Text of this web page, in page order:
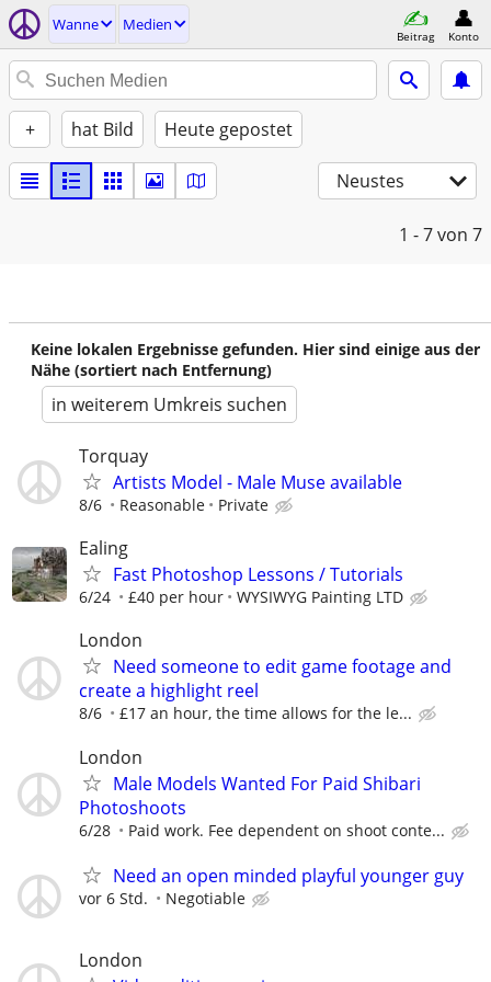
Wanne Medien
Beitrag Konto
+ hat Bild Heute gepostet
Neustes
1 - 7von 7
Keine lokalen Ergebnisse gefunden. Hier sind einige aus der
Nähe (sortiert nach Entfernung)
in weiterem Umkreis suchen
Torquay
Artists Model - Male Muse available
8/6 Reasonable Private
Ealing
Fast Photoshop Lessons / Tutorials
6/24 £40 per hour WYSIWYG Painting LTD
London
Need someone to edit game footage and
create a highlight reel
8/6 £17 an hour, the time allows for the le...
London
Male Models Wanted For Paid Shibari
Photoshoots
6/28 Paid work. Fee dependent on shoot conte...
Need an open minded playful younger guy
vor 6 Std. Negotiable
London